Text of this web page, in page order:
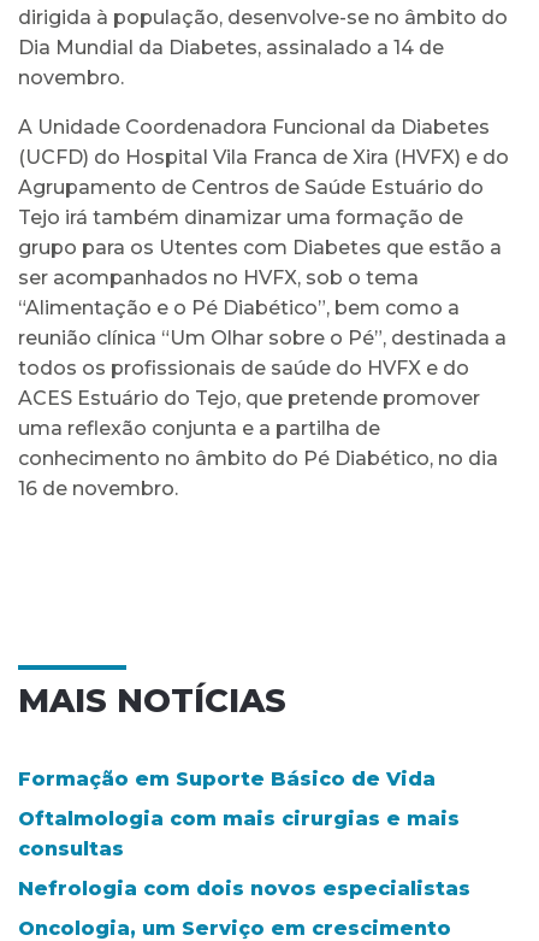
dirigida à população, desenvolve-se no âmbito do
Dia Mundial da Diabetes, assinalado a 14 de
novembro.
A Unidade Coordenadora Funcional da Diabetes
(UCFD) do Hospital Vila Franca de Xira (HVFX) e do
Agrupamento de Centros de Saúde Estuário do
Tejo irá também dinamizar uma formação de
grupo para os Utentes com Diabetes que estão a
ser acompanhados no HVFX, sob o tema
“Alimentação e o Pé Diabético”, bem como a
reunião clínica “Um Olhar sobre o Pé”, destinada a
todos os profissionais de saúde do HVFX e do
ACES Estuário do Tejo, que pretende promover
uma reflexão conjunta e a partilha de
conhecimento no âmbito do Pé Diabético, no dia
16 de novembro.
MAIS NOTÍCIAS
Formação em Suporte Básico de Vida
Oftalmologia com mais cirurgias e mais
consultas
Nefrologia com dois novos especialistas
Oncologia, um Serviço em crescimento